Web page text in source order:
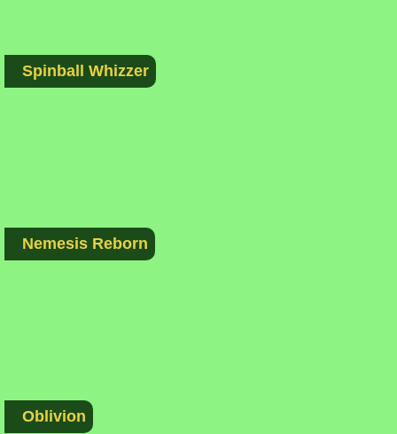
Spinball Whizzer
Nemesis Reborn
Oblivion